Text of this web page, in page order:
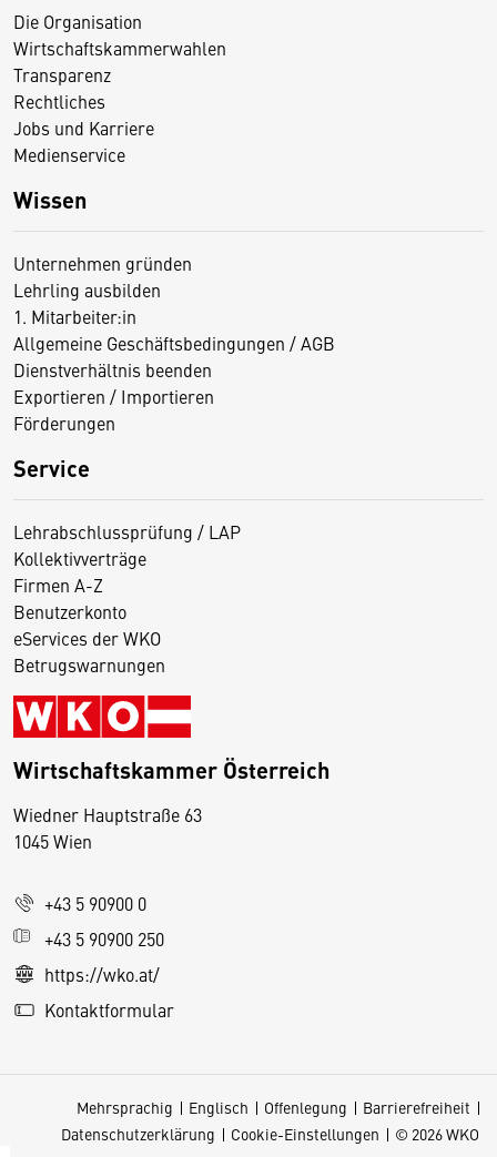
Die Organisation
Wirtschaftskammerwahlen
Transparenz
Rechtliches
Jobs und Karriere
Medienservice
Wissen
Unternehmen gründen
Lehrling ausbilden
1. Mitarbeiter:in
Allgemeine Geschäftsbedingungen / AGB
Dienstverhältnis beenden
Exportieren / Importieren
Förderungen
Service
Lehrabschlussprüfung / LAP
Kollektivverträge
Firmen A-Z
Benutzerkonto
eServices der WKO
Betrugswarnungen
Wirtschaftskammer Österreich
Wiedner Hauptstraße 63
1045 Wien
+43 5 90900 0
+43 5 90900 250
https://wko.at/
Kontaktformular
Mehrsprachig Englisch Offenlegung
Barrierefreiheit
Datenschutzerklärung
Cookie-Einstellungen © 2026 WKO
D
s
e
S
e